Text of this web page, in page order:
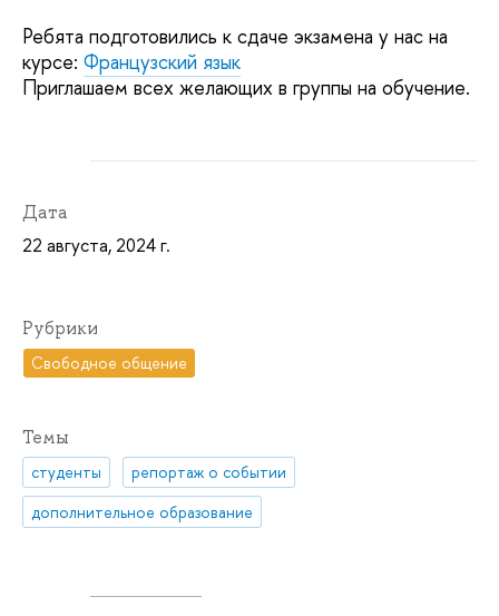
Ребята подготовились к сдаче экзамена у нас на
курсе: Французский язык
Приглашаем всех желающих в группы на обучение.
Дата
22 августа, 2024 г.
Рубрики
Свободное общение
Темы
студенты
репортаж о событии
дополнительное образование